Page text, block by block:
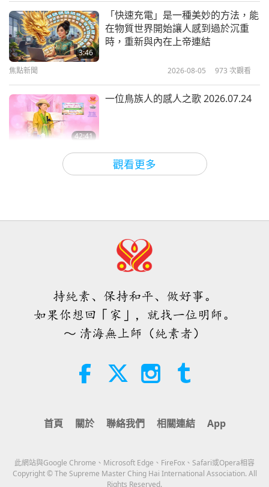
達悉東多格˙然巴及其蒙古兒童行動
圖書館（二集之一）
觀看更多
3:46
「快速充電」是一種美妙的方法，能
在物質世界開始讓人感到過於沉重
時，重新與內在上帝連結
焦點新聞 2026-08-05 973 次觀看
42:41
一位鳥族人的感人之歌 2026.07.24
2026-08-05
4:31
32:52
焦點新聞
焦點新聞 2026-08-04 305
19:31
者）著作選文（二集之二）
36:01
星蘋果樹的傳說（二集之二）
持純素、保持和平、做好事。
如果你想回「家」，就找一位明師。
～ 清海無上師（純素者）
首頁 關於 聯絡我們 相關連結 App
此網站與Google Chrome、Microsoft Edge、FireFox、Safari或Opera相容
Copyright © The Supreme Master Ching Hai International Association. All
Rights Reserved.